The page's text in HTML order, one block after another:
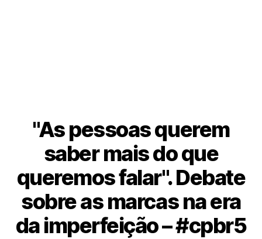
"As pessoas querem
saber mais do que
queremos falar". Debate
sobre as marcas na era
da imperfeição – #cpbr5